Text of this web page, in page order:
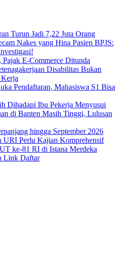
Turun Jadi 7,22 Juta Orang
Nakes yang Hina Pasien BPJS:
E-Commerce Ditunda
Disabilitas Bukan
Pendaftaran, Mahasiswa S1 Bisa
Dihadapi Ibu Pekerja Menyusui
di Banten Masih Tinggi, Lulusan
hingga September 2026
URI Perlu Kajian Komprehensif
ke-81 RI di Istana Merdeka
Link Daftar